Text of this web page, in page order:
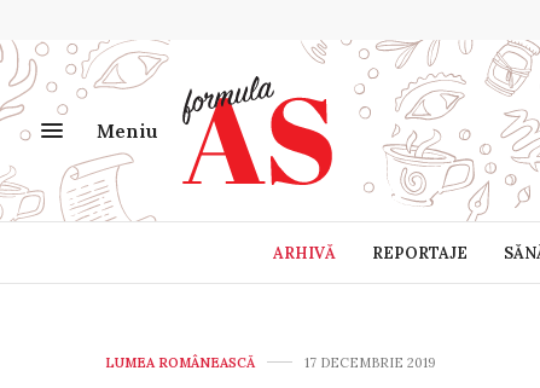
Meniu
ARHIVĂ REPORTAJE
LUMEA ROMÂNEASCĂ 17 DECEMBRIE 2019